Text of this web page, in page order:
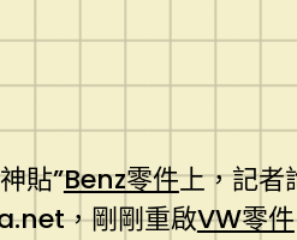
貼”Benz零件上，記者
，剛剛重啟VW零件